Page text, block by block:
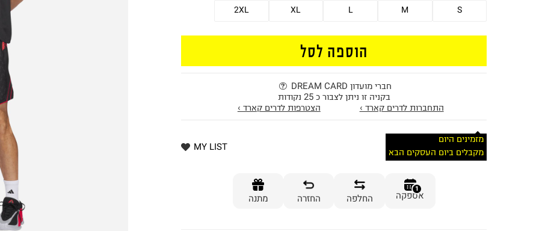
S
M
L
XL
2XL
הוספה לסל
חברי מועדון DREAM CARD
בקניה זו ניתן לצבור כ 25 נקודות
התחברות לדרים קארד ›
הצטרפות לדרים קארד ›
מזמינים היום
מקבלים ביום העסקים הבא
MY LIST
1
אספקה החלפה החזרה מתנה